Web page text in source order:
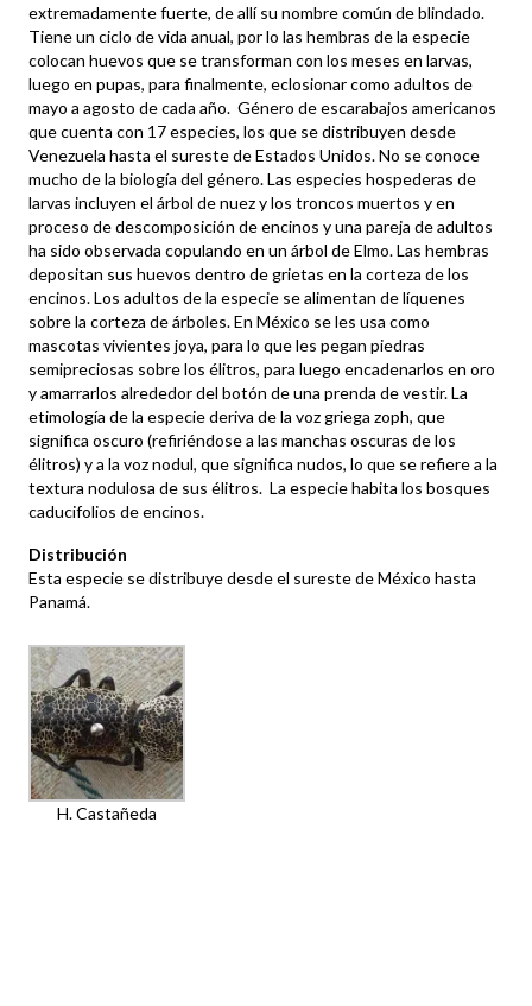
extremadamente fuerte, de allí su nombre común de blindado.
Tiene un ciclo de vida anual, por lo las hembras de la especie
colocan huevos que se transforman con los meses en larvas,
luego en pupas, para finalmente, eclosionar como adultos de
mayo a agosto de cada año. Género de escarabajos americanos
que cuenta con 17 especies, los que se distribuyen desde
Venezuela hasta el sureste de Estados Unidos. No se conoce
mucho de la biología del género. Las especies hospederas de
larvas incluyen el árbol de nuez y los troncos muertos y en
proceso de descomposición de encinos y una pareja de adultos
ha sido observada copulando en un árbol de Elmo. Las hembras
depositan sus huevos dentro de grietas en la corteza de los
encinos. Los adultos de la especie se alimentan de líquenes
sobre la corteza de árboles. En México se les usa como
mascotas vivientes joya, para lo que les pegan piedras
semipreciosas sobre los élitros, para luego encadenarlos en oro
y amarrarlos alrededor del botón de una prenda de vestir. La
etimología de la especie deriva de la voz griega zoph, que
significa oscuro (refiriéndose a las manchas oscuras de los
élitros) y a la voz nodul, que significa nudos, lo que se refiere a la
textura nodulosa de sus élitros. La especie habita los bosques
caducifolios de encinos.
Distribución
Esta especie se distribuye desde el sureste de México hasta
Panamá.
H. Castañeda